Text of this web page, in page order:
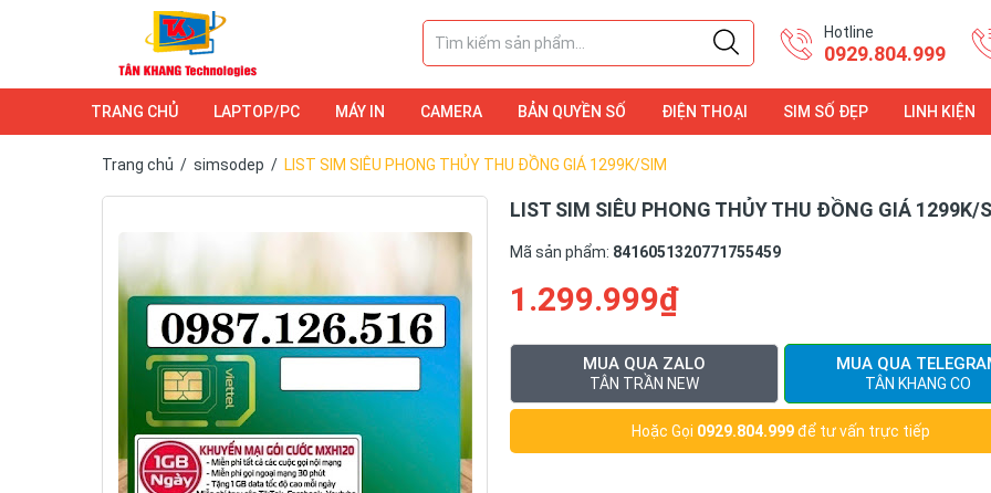
Hotline
0929.804.999
TRANG CHỦ LAPTOP/PC
LAPTOP/PC
MÁY IN CAMERA
CAMERA
BẢN QUYỀN SỐ ĐIỆN THOẠI
ĐIỆN THOẠI
SIM SỐ ĐẸP LINH KIỆN
DỊCH VỤ
Trang chủ / simsodep / LIST SIM SIÊU PHONG THỦY THU ĐỒNG GIÁ 1299K/SIM
LIST SIM SIÊU PHONG THỦY THU ĐỒNG GIÁ 1299K/
Mã sản phẩm: 8416051320771755459
1.299.999₫
MUA QUA ZALO
TÂN TRẦN NEW
MUA QUA
TÂN KHANG CO
Hoặc Gọi 0929.804.999để tư vấn trực tiếp